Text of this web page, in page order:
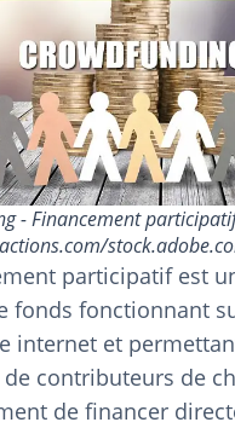
- Financement
participatif est
fonds fonctionnant
internet et
contributeurs de
de financer